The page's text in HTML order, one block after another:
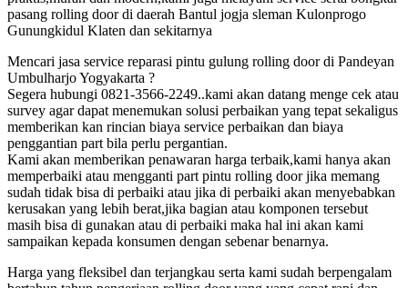
pasang rolling door di daerah Bantul jogja sleman Kulonprogo
Gunungkidul Klaten dan sekitarnya
Mencari jasa service reparasi pintu gulung rolling door di Pandeyan
Umbulharjo Yogyakarta ?
Segera hubungi 0821-3566-2249..kami akan datang menge cek atau
survey agar dapat menemukan solusi perbaikan yang tepat sekaligus
memberikan kan rincian biaya service perbaikan dan biaya
penggantian part bila perlu pergantian.
Kami akan memberikan penawaran harga terbaik,kami hanya akan
memperbaiki atau mengganti part pintu rolling door jika memang
sudah tidak bisa di perbaiki atau jika di perbaiki akan menyebabkan
kerusakan yang lebih berat,jika bagian atau komponen tersebut
masih bisa di gunakan atau di perbaiki maka hal ini akan kami
sampaikan kepada konsumen dengan sebenar benarnya.
Harga yang fleksibel dan terjangkau serta kami sudah berpengalam